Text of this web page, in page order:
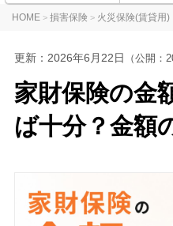
HOME > 損害保険 > 火災保険(賃貸用)
更新： 2026年6月22日 （公開：
家財保険の金
ば十分？金額